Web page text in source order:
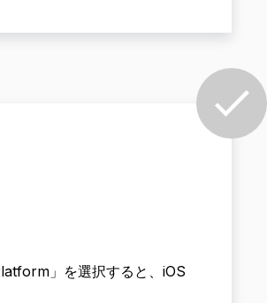
」を選択すると、iOS